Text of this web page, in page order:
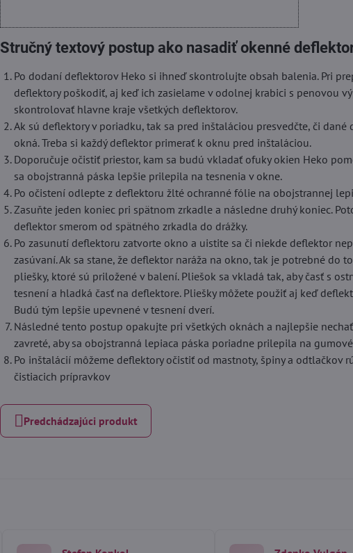
Stručný textový postup ako nasadiť okenné
Po dodaní deflektorov Heko si ihneď skontrolujte obsah balenia. Pri
deflektory poškodiť, aj keď ich zasielame v odolnej krabici s penovou
skontrolovať hlavne kraje všetkých deflektorov.
Ak sú deflektory v poriadku, tak sa pred inštaláciou presvedčte, či dané
okná. Treba si každý deflektor primerať k oknu pred inštaláciou.
Doporučuje očistiť priestor, kam sa budú vkladať ofuky okien Heko
sa obojstranná páska lepšie prilepila na tesnenia v okne.
Po očistení odlepte z deflektoru žlté ochranné fólie na obojstrannej
Zasuňte jeden koniec pri spätnom zrkadle a následne druhý koniec.
deflektor smerom od spätného zrkadla do drážky.
Po zasunutí deflektoru zatvorte okno a uistite sa či niekde deflektor
zasúvaní. Ak sa stane, že deflektor naráža na okno, tak je potrebné do
pliešky, ktoré sú priložené v balení. Pliešok sa vkladá tak, aby časť s
tesnení a hladká časť na deflektore. Pliešky môžete použiť aj keď
Budú tým lepšie upevnené v tesnení dverí.
Následné tento postup opakujte pri všetkých oknách a najlepšie
zavreté, aby sa obojstranná lepiaca páska poriadne prilepila na
Po inštalácií môžeme deflektory očistiť od mastnoty, špiny a odtlačkov
čistiacich prípravkov
Predchádzajúci produkt